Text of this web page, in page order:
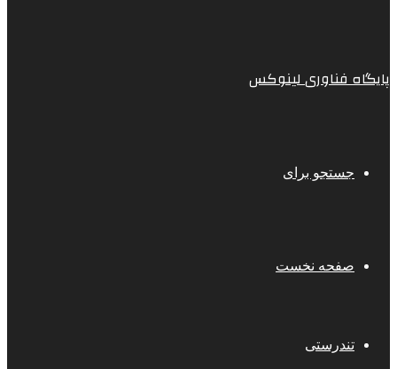
پایگاه فناوری لینوکس
جستجو برای
صفحه نخست
تندرستی